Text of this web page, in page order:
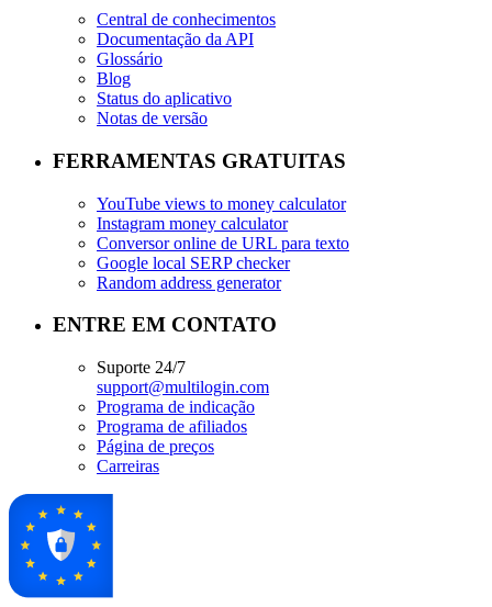
Central de conhecimentos
Documentação da API
Glossário
Blog
Status do aplicativo
Notas de versão
FERRAMENTAS GRATUITAS
YouTube views to money calculator
Instagram money calculator
Conversor online de URL para texto
Google local SERP checker
Random address generator
ENTRE EM CONTATO
Suporte 24/7
support@multilogin.com
Programa de indicação
Programa de afiliados
Página de preços
Carreiras